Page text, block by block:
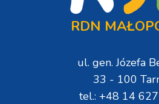
RDN
ul. gen. Józefa
33 - 100
tel.: +48 14